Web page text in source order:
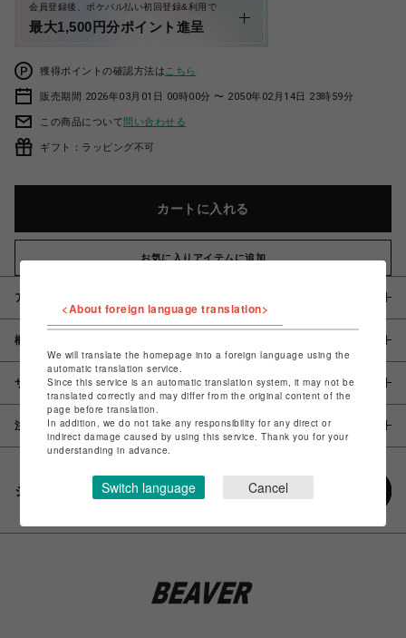
会員登録後、ポケパル払い初回登録&利用で
最大1,500円分ポイント進呈
獲得ポイントの確認方法は こちら
販売期間 2026年03月01日 00時00分 〜 2050年02月14日 23時59分
この商品について問い合わせる
ギフト：ラッピング不可
カートに入れる
お気に入りアイテムに追加
アイテム説明 / 素材
概要
サイズ
注意事項
シェアする
<About foreign language translation>
We will translate the homepage into a foreign language using the
automatic translation service.
Since this service is an automatic translation system, it may not be
translated correctly and may differ from the original content of the
page before translation.
In addition, we do not take any responsibility for any direct or
indirect damage caused by using this service. Thank you for your
understanding in advance.
Switch language Cancel